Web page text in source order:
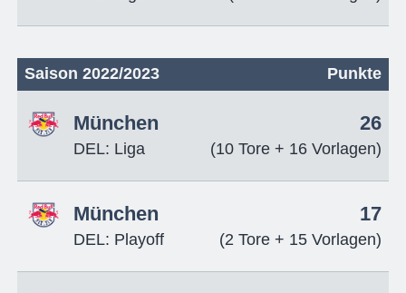
Saison 2022/2023 Punkte
München
DEL: Liga
26
(10 Tore + 16 Vorlagen)
München
DEL: Playoff
17
(2 Tore + 15 Vorlagen)